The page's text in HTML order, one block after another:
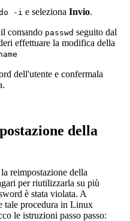
-i e seleziona Invio.
comando passwd seguito dal
effettuare la modifica della
dell'utente e confermala
della
reimpostazione della
per riutilizzarla su più
è stata violata. A
tale procedura in Linux
le istruzioni passo passo: